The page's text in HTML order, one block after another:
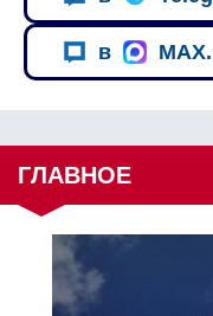
в MAX.
ГЛАВНОЕ